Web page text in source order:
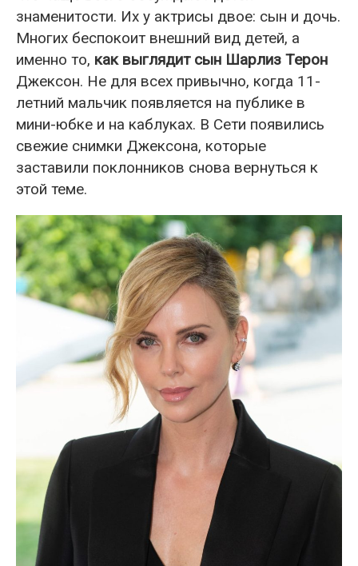
знаменитости. Их у актрисы двое: сын и дочь.
Многих беспокоит внешний вид детей, а
именно то, как выглядит сын Шарлиз Терон
Джексон. Не для всех привычно, когда 11-
летний мальчик появляется на публике в
мини-юбке и на каблуках. В Сети появились
свежие снимки Джексона, которые
заставили поклонников снова вернуться к
этой теме.